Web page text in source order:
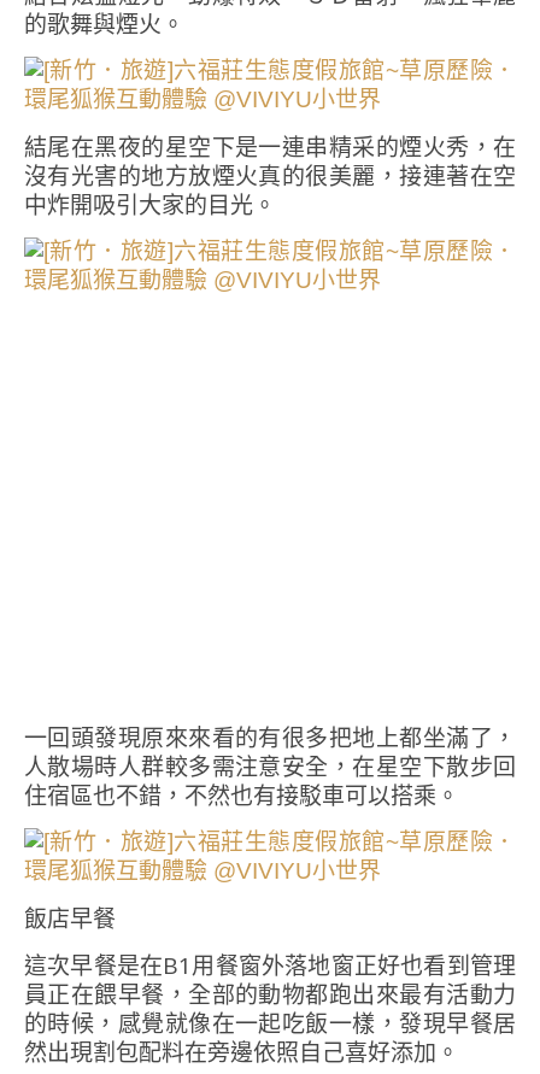
的歌舞與煙火。
結尾在黑夜的星空下是一連串精采的煙火秀，在
沒有光害的地方放煙火真的很美麗，接連著在空
中炸開吸引大家的目光。
一回頭發現原來來看的有很多把地上都坐滿了，
人散場時人群較多需注意安全，在星空下散步回
住宿區也不錯，不然也有接駁車可以搭乘。
飯店早餐
這次早餐是在B1用餐窗外落地窗正好也看到管理
員正在餵早餐，全部的動物都跑出來最有活動力
的時候，感覺就像在一起吃飯一樣，發現早餐居
然出現割包配料在旁邊依照自己喜好添加。